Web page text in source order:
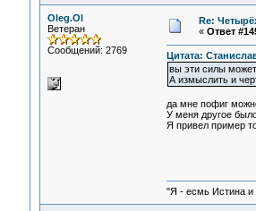
Oleg.Ol
Ветеран
Сообщений: 2769
Re:
« Ответ
Цитата:
вы эти силы
А измыслить и
да мне пофиг
У меня другое было
Я привел пример
"Я - есмь Истина